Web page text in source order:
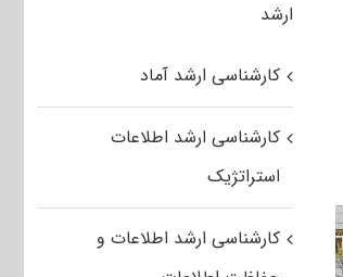
ارشد
کارشناسی ارشد آماد
کارشناسی ارشد اطلاعات
استراتژیک
کارشناسی ارشد اطلاعات و